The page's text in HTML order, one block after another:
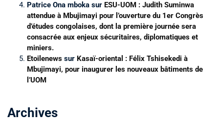
Patrice Ona mboka sur ESU-UOM : Judith Suminwa
attendue à Mbujimayi pour l’ouverture du 1er Congrès
d’études congolaises, dont la première journée sera
consacrée aux enjeux sécuritaires, diplomatiques et
miniers.
Etoilenews sur Kasaï-oriental : Félix Tshisekedi à
Mbujimayi, pour inaugurer les nouveaux bâtiments de
l’UOM
Archives